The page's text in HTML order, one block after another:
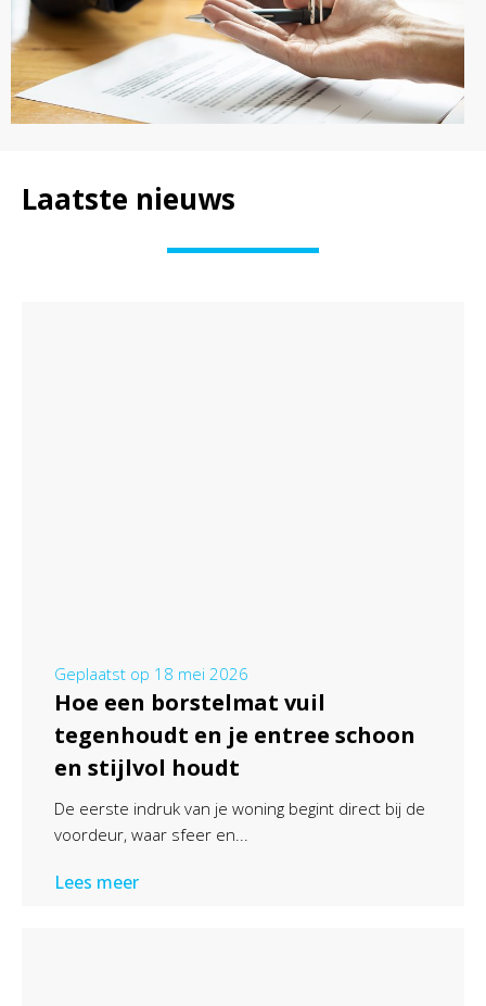
Laatste nieuws
Geplaatst op 18 mei 2026
Hoe een borstelmat vuil
tegenhoudt en je entree schoon
en stijlvol houdt
De eerste indruk van je woning begint direct bij de
voordeur, waar sfeer en...
Lees meer